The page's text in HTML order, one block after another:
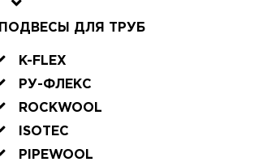
ПОДВЕСЫ ДЛЯ ТРУБ
K-FLEX
РУ-ФЛЕКС
ROCKWOOL
ISOTEC
PIPEWOOL